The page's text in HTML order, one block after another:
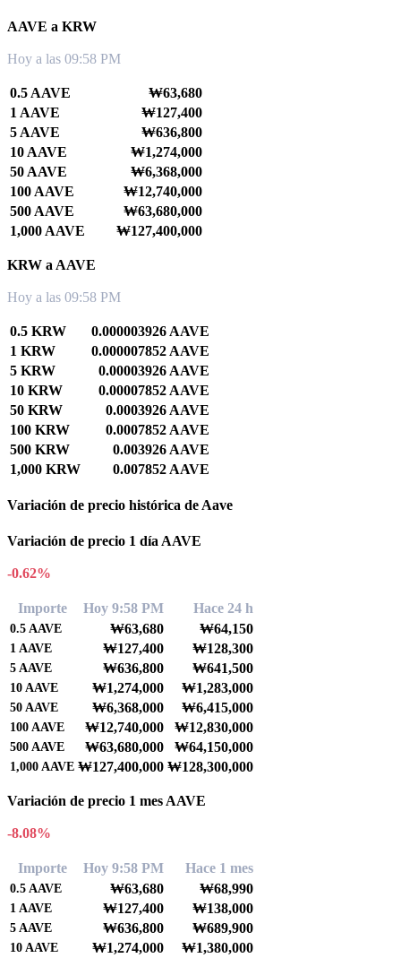
AAVE a KRW
Hoy a las 09:58 PM
0.5 AAVE
₩63,680
1 AAVE
₩127,400
5 AAVE
₩636,800
10 AAVE
₩1,274,000
50 AAVE
₩6,368,000
100 AAVE
₩12,740,000
500 AAVE
₩63,680,000
1,000 AAVE
₩127,400,000
KRW a AAVE
Hoy a las 09:58 PM
0.5 KRW
0.000003926 AAVE
1 KRW
0.000007852 AAVE
5 KRW
0.00003926 AAVE
10 KRW
0.00007852 AAVE
50 KRW
0.0003926 AAVE
100 KRW
0.0007852 AAVE
500 KRW
0.003926 AAVE
1,000 KRW
0.007852 AAVE
Variación de precio histórica de Aave
Variación de precio 1 día AAVE
-0.62%
Importe Hoy 9:58 PM Hace 24 h
0.5 AAVE ₩63,680 ₩64,150
1 AAVE ₩127,400 ₩128,300
5 AAVE ₩636,800 ₩641,500
10 AAVE ₩1,274,000 ₩1,283,000
50 AAVE ₩6,368,000 ₩6,415,000
100 AAVE ₩12,740,000 ₩12,830,000
500 AAVE ₩63,680,000 ₩64,150,000
1,000 AAVE ₩127,400,000 ₩128,300,000
Variación de precio 1 mes AAVE
-8.08%
Importe Hoy 9:58 PM Hace 1 mes
0.5 AAVE ₩63,680 ₩68,990
1 AAVE ₩127,400 ₩138,000
5 AAVE ₩636,800 ₩689,900
10 AAVE ₩1,274,000 ₩1,380,000